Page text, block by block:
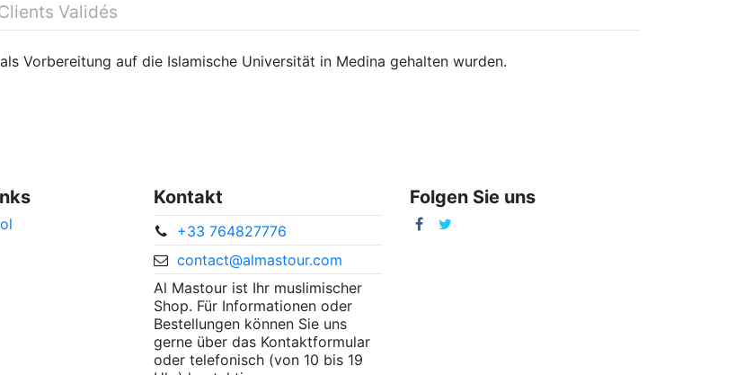
Validés
Vorbereitung auf die Islamische Universität in Medina gehalten wurden.
Kontakt
+33 764827776
contact@almastour.com
Al Mastour ist Ihr muslimischer
Shop. Für Informationen oder
Bestellungen können Sie uns
gerne über das Kontaktformular
oder telefonisch (von 10 bis 19
Folgen Sie uns